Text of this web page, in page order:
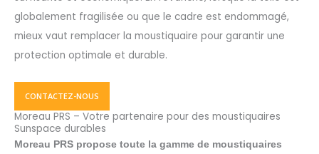
globalement fragilisée ou que le cadre est endommagé,
mieux vaut remplacer la moustiquaire pour garantir une
protection optimale et durable.
CONTACTEZ-NOUS
Moreau PRS – Votre partenaire pour des moustiquaires
Sunspace durables
Moreau PRS propose toute la gamme de moustiquaires